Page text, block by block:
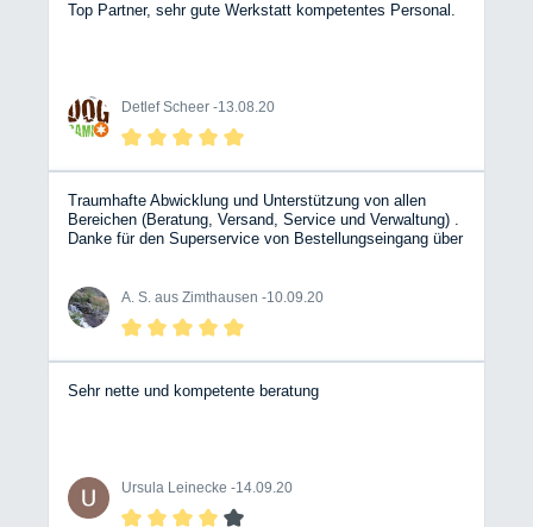
Top Partner, sehr gute Werkstatt kompetentes Personal.
Detlef Scheer -13.08.20
Traumhafte Abwicklung und Unterstützung von allen
Bereichen (Beratung, Versand, Service und Verwaltung) .
Danke für den Superservice von Bestellungseingang über
das alles innerhalb von 2(!) Tagen... WOW! BESSER
KANN ES WIRKLICH NICHT LAUFEN!! RIESENLOB
ANS BW TEAM
A. S. aus Zimthausen -10.09.20
Sehr nette und kompetente beratung
Ursula Leinecke -14.09.20